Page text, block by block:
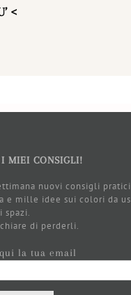
<
I MIEI CONSIGLI!
nuovi consigli
e mille idee sui colori da
spazi.
di perderli.
la tua email